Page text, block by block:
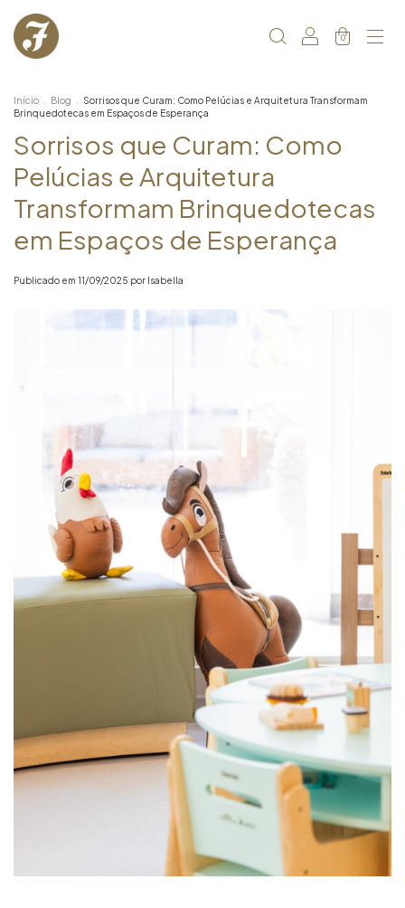
0
Início Blog
Sorrisos que Curam: Como Pelúcias e Arquitetura Transformam
Brinquedotecas em Espaços de Esperança
Sorrisos que Curam: Como
Pelúcias e Arquitetura
Transformam Brinquedotecas
em Espaços de Esperança
Publicado em 11/09/2025 por Isabella